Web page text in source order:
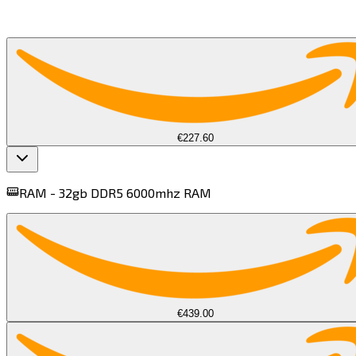
€227.60
RAM - 32gb DDR5 6000mhz RAM​​​​‌ ‍ ​‍​‍‌‍ ‌ ​‍‌‍‍‌‌‍‌ ‌‍‍‌‌‍ ‍​‍​‍​ ‍‍​‍​‍‌ ​ ‌‍​‌‌‍ ‍‌‍‍‌‌ ‌​‌ ‍‌​‍ ‍‌‍‍‌‌‍ ​‍​‍​‍ ​​‍​‍‌‍‍​‌ ​‍‌‍‌‌‌‍‌‍​‍​‍​ ‍‍​‍​‍​‍ ‌‍​‌‌‍‌​‌‍ ‌‌‍‍‌‌‍ ‍​‍ ‌‍‍‌‌‍ ‍‌ ‌​‌‍‌‌‌‍ ‍‌ ‌​​‍ ‌‍‌‌‌‍‌​‌‍‍‌‌ ‌​​‍ ‌‍ ‌‌‍ ‌‍‌​‌‍‌‌​ ‌‌ ​​‌ ​‍‌‍‌‌‌ ​ ‌‍‌‌‌‍ ‍‌ ‌​‌‍​‌‌ ‌​‌‍‍‌‌‍ ‌‍ ‍​ ‍ ‌‍‍‌‌‍‌​​ ‌​ ​ ​ ‌ ‌‍​ ‌‍​‍​ ‍‌‌‍​‌​ ‌‍​ ‍​​‍ ‌​ ​ ​ ​ ​ ‌​‌‍‌‌​‍ ‌​ ‌​​ ​‍‌‍​‌​ ‍‌​‍ ‌‌‍​‍‌‍​‌‌‍​‌‌‍​‌​‍ ‌​ ‌‍​ ‌ ‌‍​ ‌‍​ ​ ‍‌​ ‍‌​ ‌‌‌‍‌​‌‍​‌​ ​‍​ ​ ‌‍​ ​ ‍ ‌ ‌​‌ ‍‌‌ ​​‌‍‌‌​ ‌‌ ​‍‌‍​‌‌‍ ‌​ ‍ ‌ ​​‌‍​‌‌ ‌​‌‍‍​​ ‌‌‍ ‍‌‍​‌‌‍ ‌‌‍‌‌​ ‌‍​‍‌‍​‌‌ ​ ‌‍‌‌‌‌‌‌‌ ​‍‌‍ ​​ ‌​‍‌‌​ ​‍‌​‌‍‌‍​‌‌‍‌​‌‍ ‌‌‍‍‌‌‍ ‍​‍‌‍‌‍‍‌‌‍‌​​ ‌​ ​ ​ ‌ ‌‍​ ‌‍​‍​ ‍‌‌‍​‌​ ‌‍​ ‍​​‍ ‌​ ​ ​ ​ ​ ‌​‌‍‌‌​‍ ‌​ ‌​​ ​‍‌‍​‌​ ‍‌​‍ ‌‌‍​‍‌‍​‌‌‍​‌‌‍​‌​‍ ‌​ ‌‍​ ‌ ‌‍​ ‌‍​ ​ ‍‌​ ‍‌​ ‌‌‌‍‌​‌‍​‌​ ​‍​ ​ ‌‍​ ​‍‌‍‌ ‌​‌ ‍‌‌ ​​‌‍‌‌​ ‌‌ ​‍‌‍​‌‌‍ ‌​‍‌‍‌ ​​‌‍​‌‌ ‌​‌‍‍​​ ‌‌‍ ‍‌‍​‌‌‍ ‌‌‍‌‌​‍‌‍‌ ​​‌‍‌‌‌ ​‍‌ ​ ‌ ​​‌‍‌‌‌‍​ ‌ ‌​‌‍‍‌‌ ‌‍‌‍‌‌​ ‌‌ ​​‌ ‌‌‌‍​‍‌‍ ​‌‍‍‌‌ ​ ‌‍‍​‌‍‌‌‌‍‌​​‍​‍‌ ‌
€439.00